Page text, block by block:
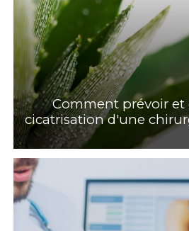
Comment prévoir et
cicatrisation d'une